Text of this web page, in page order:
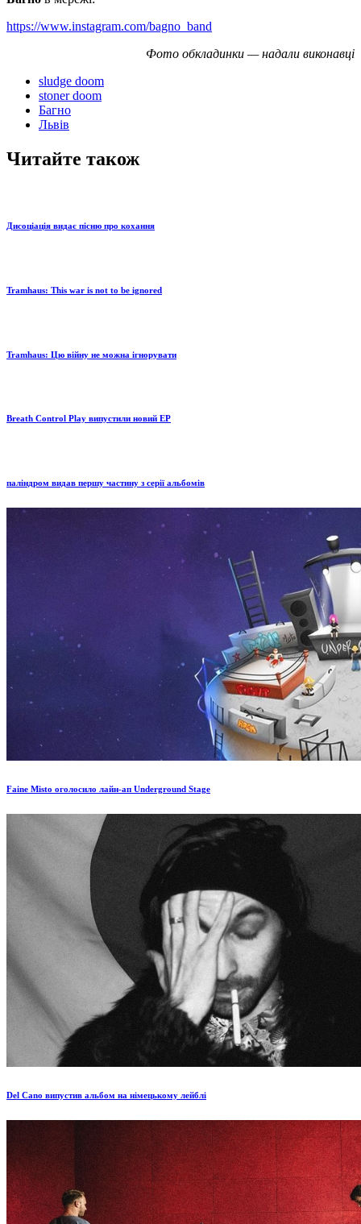
https://www.instagram.com/bagno_band
Фото обкладинки — надали виконавці
sludge doom
stoner doom
Багно
Львів
Читайте також
Дисоціація видає пісню про кохання
Tramhaus: Тhis war is not to be ignored
Tramhaus: Цю війну не можна ігнорувати
Breath Control Play випустили новий EP
паліндром видав першу частину з серії альбомів
Faine Misto оголосило лайн-ап Underground Stage
Del Cano випустив альбом на німецькому лейблі